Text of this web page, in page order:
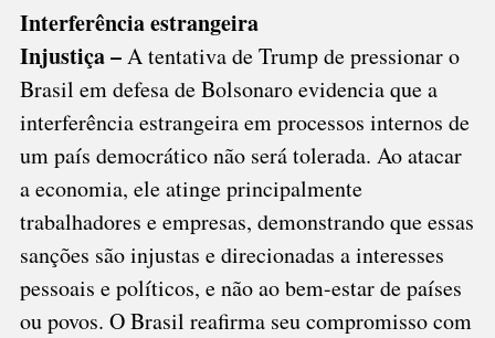
Interferência estrangeira
Injustiça –A tentativa de Trump de pressionar o
Brasil em defesa de Bolsonaro evidencia que a
interferência estrangeira em processos internos de
um país democrático não será tolerada. Ao atacar
a economia, ele atinge principalmente
trabalhadores e empresas, demonstrando que essas
sanções são injustas e direcionadas a interesses
pessoais e políticos, e não ao bem-estar de países
ou povos. O Brasil reafirma seu compromisso com